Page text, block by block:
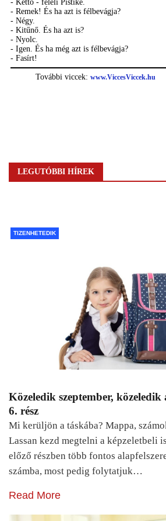
LEGUTÓBBI HÍREK
TIZENHETEDIK
Közeledik szeptember, közeledik
6. rész
Mi kerüljön a táskába? Mappa,
Lassan kezd megtelni a képzeletbeli
előző részben több fontos
számba, most pedig folytatjuk…
Read More